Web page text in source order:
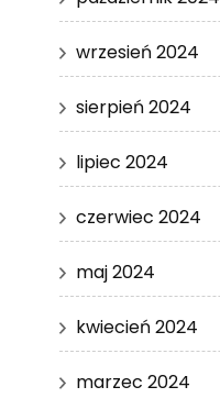
wrzesień 2024
sierpień 2024
lipiec 2024
czerwiec 2024
maj 2024
kwiecień 2024
marzec 2024